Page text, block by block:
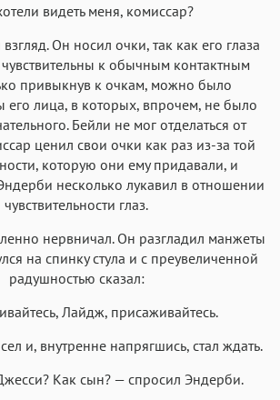
видеть меня, комиссар?
Он носил очки, так как его глаза
к обычным контактным
привыкнув к очкам, можно было
его лица, в которых, впрочем, не было
Бейли не мог отделаться от
ценил свои очки как раз из-за той
которую они ему придавали, и
несколько лукавил в отношении
чувствительности глаз.
нервничал. Он разгладил манжеты
на спинку стула и с преувеличенной
радушностью сказал:
Лайдж, присаживайтесь.
и, внутренне напрягшись, стал ждать.
Как сын? — спросил Эндерби.